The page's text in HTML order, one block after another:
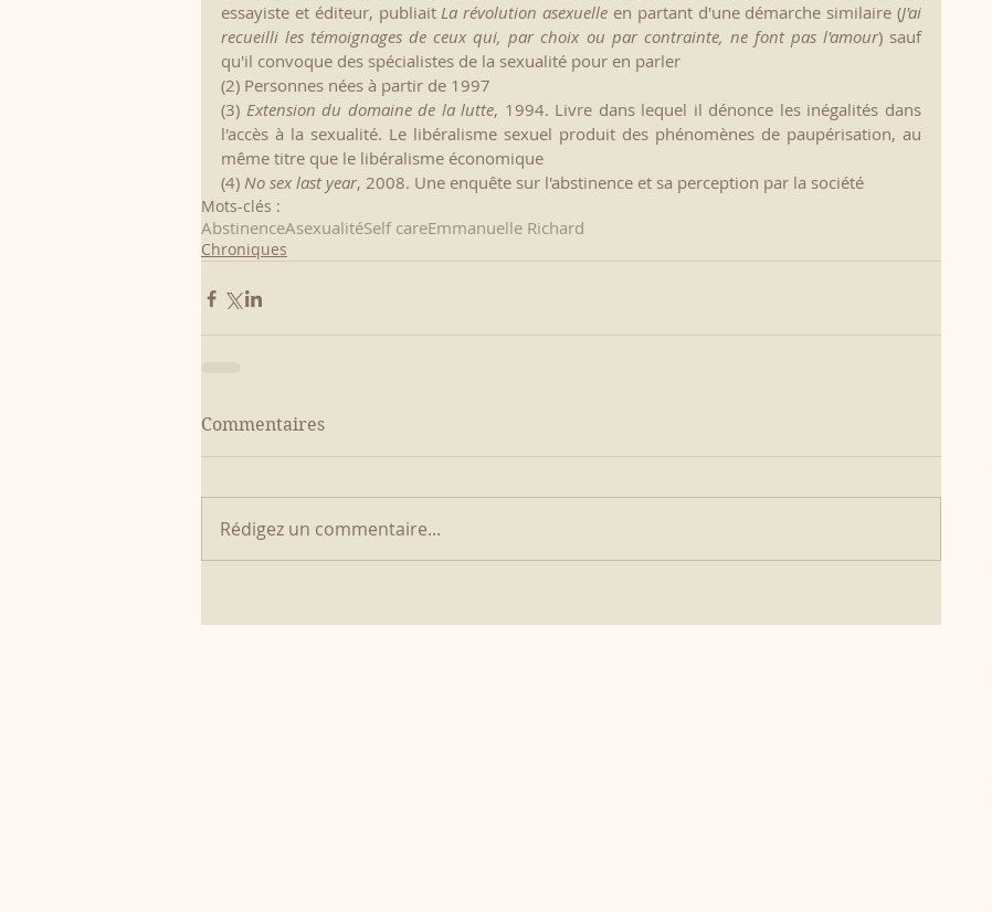
essayiste et éditeur, publiait La révolution asexuelle en partant d'une démarche similaire (J'ai
recueilli les témoignages de ceux qui, par choix ou par contrainte, ne font pas l'amour) sauf
qu'il convoque des spécialistes de la sexualité pour en parler
(2) Personnes nées à partir de 1997
(3) Extension du domaine de la lutte, 1994. Livre dans lequel il dénonce les inégalités dans
l'accès à la sexualité. Le libéralisme sexuel produit des phénomènes de paupérisation, au
même titre que le libéralisme économique
(4) No sex last year, 2008. Une enquête sur l'abstinence et sa perception par la société
Mots-clés :
AbstinenceAsexualitéSelf careEmmanuelle Richard
Chroniques
Commentaires
Rédigez un commentaire...